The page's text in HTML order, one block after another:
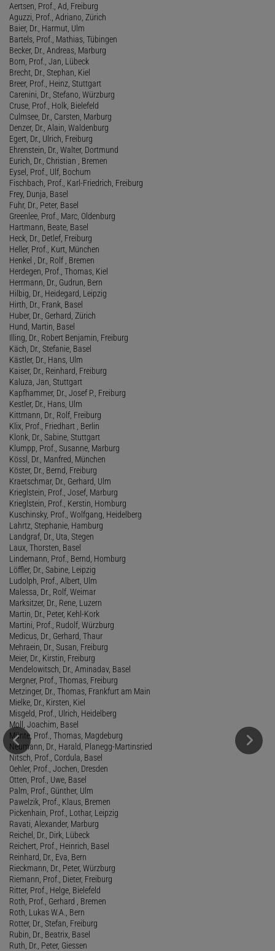
Aertsen, Prof., Ad, Freiburg
Aguzzi, Prof., Adriano, Zürich
Baier, Dr., Harmut, Ulm
Bartels, Prof., Mathias, Tübingen
Becker, Dr., Andreas, Marburg
Born, Prof., Jan, Lübeck
Brecht, Dr., Stephan, Kiel
Breer, Prof., Heinz, Stuttgart
Carenini, Dr., Stefano, Würzburg
Cruse, Prof., Holk, Bielefeld
Culmsee, Dr., Carsten, Marburg
Denzer, Dr., Alain, Waldenburg
Egert, Dr., Ulrich, Freiburg
Ehrenstein, Dr., Walter, Dortmund
Eurich, Dr., Christian , Bremen
Eysel, Prof., Ulf, Bochum
Fischbach, Prof., Karl-Friedrich, Freiburg
Frey, Dunja, Basel
Fuhr, Dr., Peter, Basel
Greenlee, Prof., Marc, Oldenburg
Hartmann, Beate, Basel
Heck, Dr., Detlef, Freiburg
Heller, Prof., Kurt, München
Henkel , Dr., Rolf , Bremen
Herdegen, Prof., Thomas, Kiel
Herrmann, Dr., Gudrun, Bern
Hilbig, Dr., Heidegard, Leipzig
Hirth, Dr., Frank, Basel
Huber, Dr., Gerhard, Zürich
Hund, Martin, Basel
Illing, Dr., Robert Benjamin, Freiburg
Käch, Dr., Stefanie, Basel
Kästler, Dr., Hans, Ulm
Kaiser, Dr., Reinhard, Freiburg
Kaluza, Jan, Stuttgart
Kapfhammer, Dr., Josef P., Freiburg
Kestler, Dr., Hans, Ulm
Kittmann, Dr., Rolf, Freiburg
Klix, Prof., Friedhart , Berlin
Klonk, Dr., Sabine, Stuttgart
Klumpp, Prof., Susanne, Marburg
Kössl, Dr., Manfred, München
Köster, Dr., Bernd, Freiburg
Kraetschmar, Dr., Gerhard, Ulm
Krieglstein, Prof., Josef, Marburg
Krieglstein, Prof., Kerstin, Homburg
Kuschinsky, Prof., Wolfgang, Heidelberg
Lahrtz, Stephanie, Hamburg
Landgraf, Dr., Uta, Stegen
Laux, Thorsten, Basel
Lindemann, Prof., Bernd, Homburg
Löffler, Dr., Sabine, Leipzig
Ludolph, Prof., Albert, Ulm
Malessa, Dr., Rolf, Weimar
Marksitzer, Dr., Rene, Luzern
Martin, Dr., Peter, Kehl-Kork
Martini, Prof., Rudolf, Würzburg
Medicus, Dr., Gerhard, Thaur
Mehraein, Dr., Susan, Freiburg
Meier, Dr., Kirstin, Freiburg
Mendelowitsch, Dr., Aminadav, Basel
Mergner, Prof., Thomas, Freiburg
Metzinger, Dr., Thomas, Frankfurt am Main
Mielke, Dr., Kirsten, Kiel
Misgeld, Prof., Ulrich, Heidelberg
Moll, Joachim, Basel
Münte, Prof., Thomas, Magdeburg
Neumann, Dr., Harald, Planegg-Martinsried
Nitsch, Prof., Cordula, Basel
Oehler, Prof., Jochen, Dresden
Otten, Prof., Uwe, Basel
Palm, Prof., Günther, Ulm
Pawelzik, Prof., Klaus, Bremen
Pickenhain, Prof., Lothar, Leipzig
Ravati, Alexander, Marburg
Reichel, Dr., Dirk, Lübeck
Reichert, Prof., Heinrich, Basel
Reinhard, Dr., Eva, Bern
Rieckmann, Dr., Peter, Würzburg
Riemann, Prof., Dieter, Freiburg
Ritter, Prof., Helge, Bielefeld
Roth, Prof., Gerhard , Bremen
Roth, Lukas W.A., Bern
Rotter, Dr., Stefan, Freiburg
Rubin, Dr., Beatrix, Basel
Ruth, Dr., Peter, Giessen